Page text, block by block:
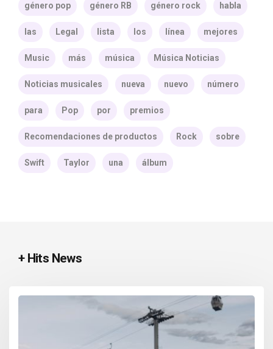
género pop género RB género rock habla
las Legal lista los línea mejores
Music más música Música Noticias
Noticias musicales nueva nuevo número
para Pop por premios
Recomendaciones de productos Rock sobre
Swift Taylor una álbum
+ Hits News